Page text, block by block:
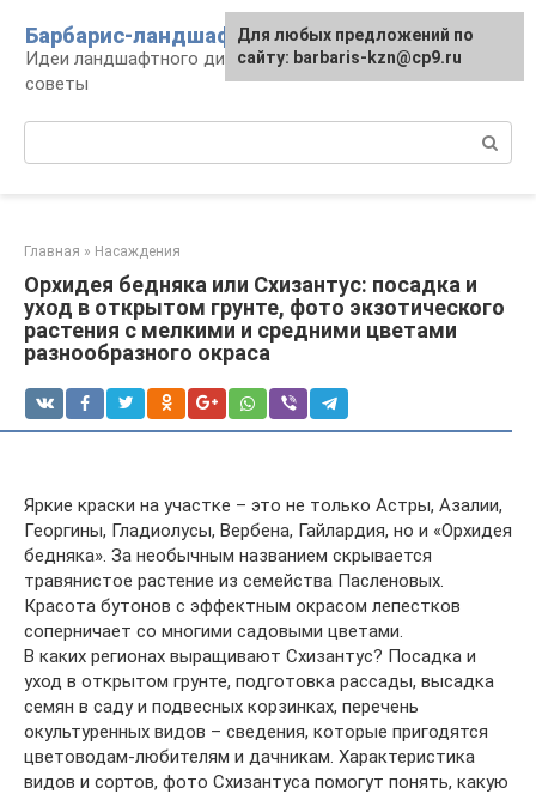
контенту
Барбарис-ландшафт
Идеи ландшафтного дизайна, правила и
советы
Главная » Насаждения
Орхидея бедняка или Схизантус: посадка и
уход в открытом грунте, фото экзотического
растения с мелкими и средними цветами
разнообразного окраса
Яркие краски на участке – это не только Астры, Азалии,
Георгины, Гладиолусы, Вербена, Гайлардия, но и «Орхидея
бедняка». За необычным названием скрывается
травянистое растение из семейства Пасленовых.
Красота бутонов с эффектным окрасом лепестков
соперничает со многими садовыми цветами.
В каких регионах выращивают Схизантус? Посадка и
уход в открытом грунте, подготовка рассады, высадка
семян в саду и подвесных корзинках, перечень
окультуренных видов – сведения, которые пригодятся
цветоводам-любителям и дачникам. Характеристика
видов и сортов, фото Схизантуса помогут понять, какую
Для любых предложений по
сайту: barbaris-kzn@cp9.ru